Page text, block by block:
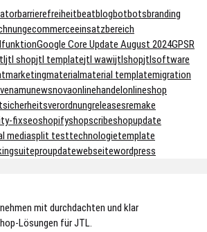
barrierefreiheitbeatblogbotbotsbranding
ecommerceeinsatzbereich
funktionGoogle Core Update August 2024GPSR
jtl shopjtl templatejtl wawijtlshopjtlsoftware
marketingmaterialmaterial templatemigration
namunewsnovaonlinehandelonlineshop
releasesremake
fixseoshopifyshopscribeshopupdate
mediasplit testtechnologietemplate
updatewebseitewordpress
mit durchdachten und klar
Lösungen für JTL.